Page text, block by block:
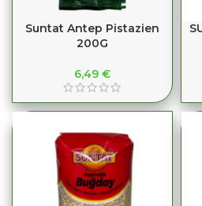
Suntat Antep Pistazien
200G
6,49 €